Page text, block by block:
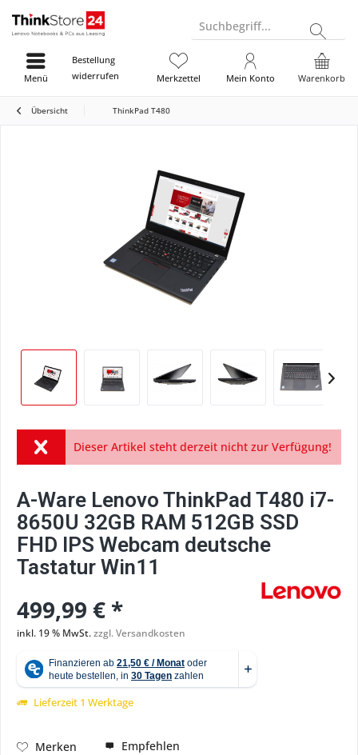
Suchbegriff...
Bestellung
widerrufen
Warenkorb
Merkzettel Mein Konto
Menü
Übersicht ThinkPad T480
Dieser Artikel steht derzeit nicht zur Verfügung!
A-Ware Lenovo ThinkPad T480 i7-
8650U 32GB RAM 512GB SSD
FHD IPS Webcam deutsche
Tastatur Win11
499,99 € *
inkl. 19 % MwSt.zzgl. Versandkosten
Lieferzeit 1 Werktage
Merken Empfehlen